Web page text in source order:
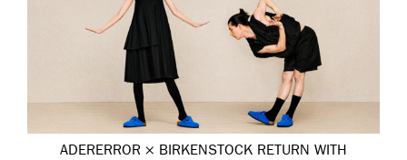
ADERERROR × BIRKENSTOCK RETURN WITH